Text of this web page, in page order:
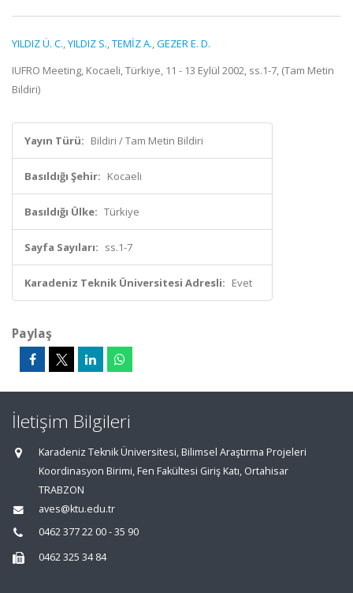
YILDIZ Ü. C.,YILDIZ S.,TEMİZ A.,GEZER E. D.
IUFRO Meeting, Kocaeli, Türkiye, 11 - 13 Eylül 2002, ss.1-7, (Tam Metin
Bildiri)
Yayın Türü: Bildiri / Tam Metin Bildiri
Basıldığı Şehir: Kocaeli
Basıldığı Ülke: Türkiye
Sayfa Sayıları: ss.1-7
Karadeniz Teknik Üniversitesi Adresli: Evet
Paylaş
İletişim Bilgileri
Karadeniz Teknik Üniversitesi, Bilimsel Araştırma Projeleri
Koordinasyon Birimi, Fen Fakültesi Giriş Katı, Ortahisar
TRABZON
aves@ktu.edu.tr
0462 377 22 00 - 35 90
0462 325 34 84